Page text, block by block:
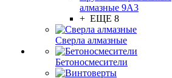
алмазные 9А3
+ ЕЩЕ 8
Сверла алмазные
Бетоносмесители